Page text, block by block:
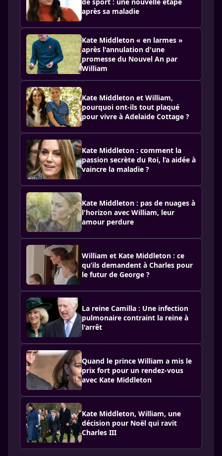
après sa maladie
Kate Middleton « en larmes »
après l'annulation d'une
promesse du Nouvel An par
William
Kate Middleton et William,
pourquoi ont-ils tout plaqué
pour vivre à Adelaide Cottage ?
Kate Middleton : comment la
passion secrète du Roi, l’a aidée à
vaincre la maladie ?
Kate Middleton : pas de nuages ​​à
l'horizon avec William, leur
amour perdure
William et Kate Middleton : ce
qu’ils demandent à Charles pour
le futur de George ?
La reine Camilla : Une infection
pulmonaire contraint la reine à
l'arrêt
Quand le prince William a mis le
prix fort pour un rendez-vous
avec Kate Middleton
Kate Middleton, William, une
décision pour Noël qui ravit
Charles III